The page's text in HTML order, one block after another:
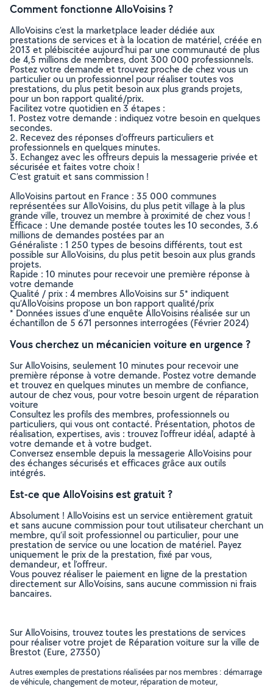
Comment fonctionne AlloVoisins ?
AlloVoisins c’est la marketplace leader dédiée aux
prestations de services et à la location de matériel, créée en
2013 et plébiscitée aujourd’hui par une communauté de plus
de 4,5 millions de membres, dont 300 000 professionnels.
Postez votre demande et trouvez proche de chez vous un
particulier ou un professionnel pour réaliser toutes vos
prestations, du plus petit besoin aux plus grands projets,
pour un bon rapport qualité/prix.
Facilitez votre quotidien en 3 étapes :
1. Postez votre demande : indiquez votre besoin en quelques
secondes.
2. Recevez des réponses d’offreurs particuliers et
professionnels en quelques minutes.
3. Echangez avec les offreurs depuis la messagerie privée et
sécurisée et faites votre choix !
C’est gratuit et sans commission !
AlloVoisins partout en France : 35 000 communes
représentées sur AlloVoisins, du plus petit village à la plus
grande ville, trouvez un membre à proximité de chez vous !
Efficace : Une demande postée toutes les 10 secondes, 3.6
millions de demandes postées par an
Généraliste : 1 250 types de besoins différents, tout est
possible sur AlloVoisins, du plus petit besoin aux plus grands
projets.
Rapide : 10 minutes pour recevoir une première réponse à
votre demande
Qualité / prix : 4 membres AlloVoisins sur 5* indiquent
qu’AlloVoisins propose un bon rapport qualité/prix
* Données issues d’une enquête AlloVoisins réalisée sur un
échantillon de 5 671 personnes interrogées (Février 2024)
Vous cherchez un mécanicien voiture en urgence ?
Sur AlloVoisins, seulement 10 minutes pour recevoir une
première réponse à votre demande. Postez votre demande
et trouvez en quelques minutes un membre de confiance,
autour de chez vous, pour votre besoin urgent de réparation
voiture
Consultez les profils des membres, professionnels ou
particuliers, qui vous ont contacté. Présentation, photos de
réalisation, expertises, avis : trouvez l'offreur idéal, adapté à
votre demande et à votre budget.
Conversez ensemble depuis la messagerie AlloVoisins pour
des échanges sécurisés et efficaces grâce aux outils
intégrés.
Est-ce que AlloVoisins est gratuit ?
Absolument ! AlloVoisins est un service entièrement gratuit
et sans aucune commission pour tout utilisateur cherchant un
membre, qu’il soit professionnel ou particulier, pour une
prestation de service ou une location de matériel. Payez
uniquement le prix de la prestation, fixé par vous,
demandeur, et l’offreur.
Vous pouvez réaliser le paiement en ligne de la prestation
directement sur AlloVoisins, sans aucune commission ni frais
bancaires.
Sur AlloVoisins, trouvez toutes les prestations de services
pour réaliser votre projet de Réparation voiture sur la ville de
Brestot (Eure, 27350)
Autres exemples de prestations réalisées par nos membres : démarrage
de véhicule, changement de moteur, réparation de moteur,